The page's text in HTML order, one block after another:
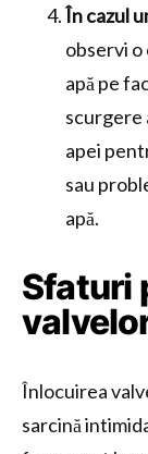
În cazul
observi o
apă pe
scurgere
apei
sau
apă.
Sfaturi
Înlocuirea
sarcină